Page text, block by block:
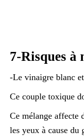
7-Risques à
-Le vinaigre blanc
Ce couple toxique
Ce mélange affecte
les yeux à cause du